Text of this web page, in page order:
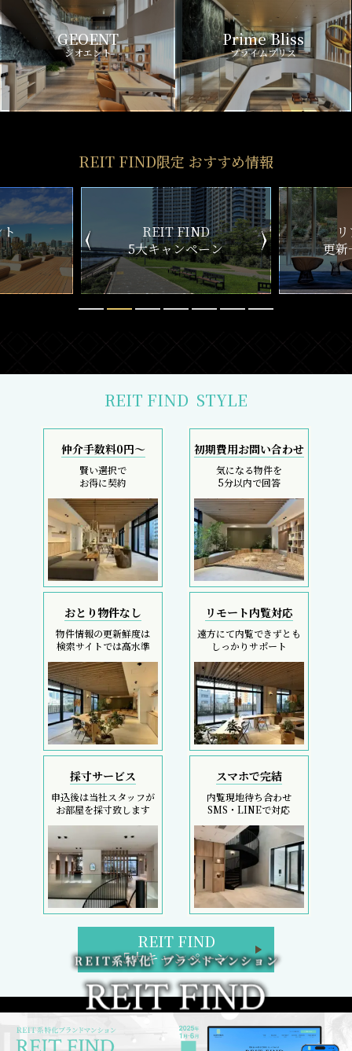
GEOENT
ジオエント
Prime Bliss
プライムブリス
REIT FIND限定 おすすめ情報
FIND
ンペーン
リアルタイム
更新一覧チェック
REIT FIND STYLE
仲介手数料0円～
賢い選択で
お得に契約
初期費用お問い合わせ
気になる物件を
5分以内で回答
おとり物件なし
物件情報の更新鮮度は
検索サイトでは高水準
リモート内覧対応
遠方にて内覧できずとも
しっかりサポート
採寸サービス
申込後は当社スタッフが
お部屋を採寸致します
スマホで完結
内覧現地待ち合わせ
SMS・LINEで対応
REIT FIND
5大キャンペーン